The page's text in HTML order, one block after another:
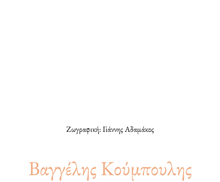
Ζωγραφική: Γιάννης Αδαμάκος
Βαγγέλης Κούμπουλης